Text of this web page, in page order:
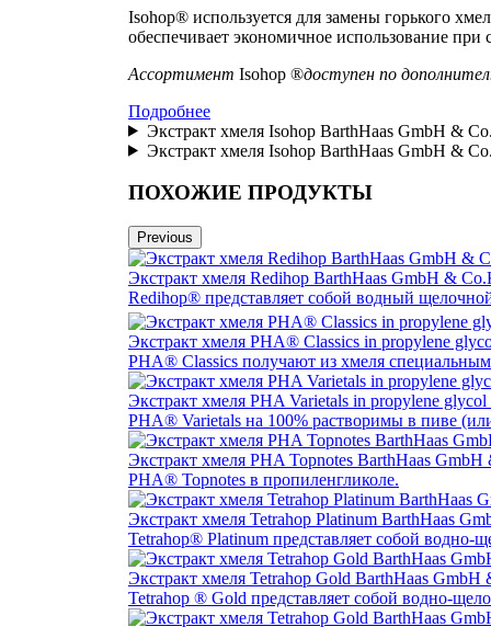
Isohop® используется для замены горького
обеспечивает экономичное использование при
Ассортимент Isohop ®доступен по
Подробнее
Экстракт хмеля Isohop BarthHaas GmbH &
Экстракт хмеля Isohop BarthHaas GmbH &
ПОХОЖИЕ ПРОДУКТЫ
Previous
Экстракт хмеля Redihop BarthHaas GmbH &
Redihop® представляет собой водный
Экстракт хмеля PHA® Classics in propylene
PHA® Classics получают из хмеля
Экстракт хмеля PHA Varietals in propylene
PHA® Varietals на 100% растворимы в пиве
Экстракт хмеля PHA Topnotes BarthHaas
PHA® Topnotes в пропиленгликоле.
Экстракт хмеля Tetrahop Platinum BarthHaas
Tetrahop® Platinum представляет собой водно-
Экстракт хмеля Tetrahop Gold BarthHaas
Tetrahop ® Gold представляет собой водно-